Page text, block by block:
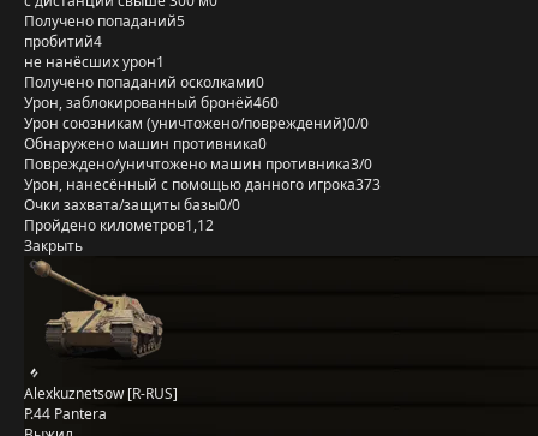
Получено попаданий5
пробитий4
не нанёсших урон1
Получено попаданий осколками0
Урон, заблокированный бронёй460
Урон союзникам (уничтожено/повреждений)0/0
Обнаружено машин противника0
Повреждено/уничтожено машин противника3/0
Урон, нанесённый с помощью данного игрока373
Очки захвата/защиты базы0/0
Пройдено километров1,12
Закрыть
Alexkuznetsow [R-RUS]
P.44 Pantera